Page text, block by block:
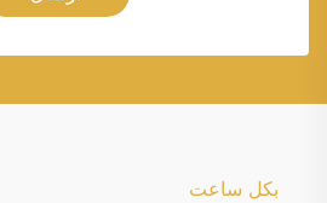
بکل ساعت